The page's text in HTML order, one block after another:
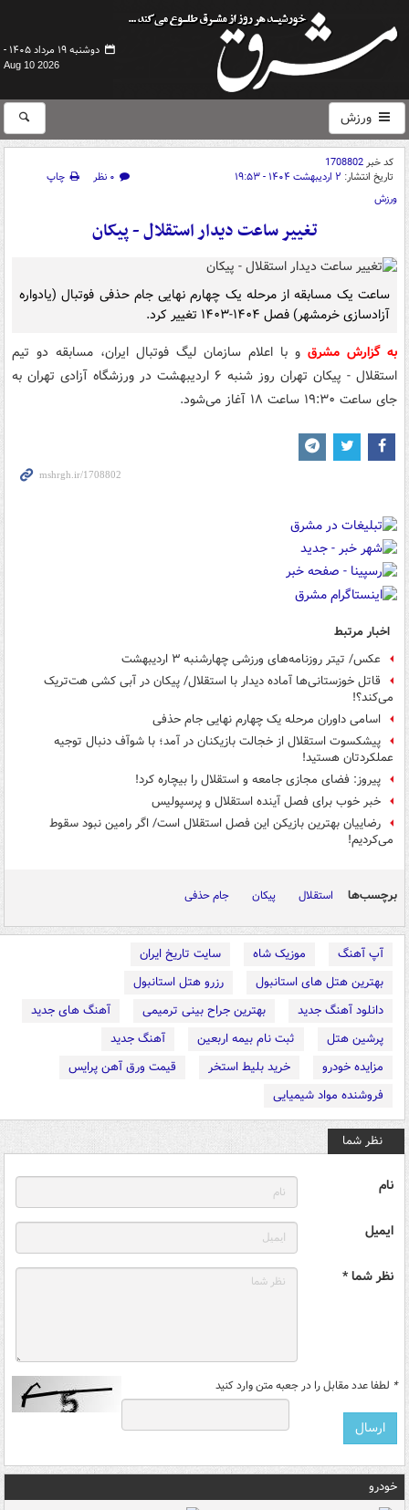
دوشنبه ۱۹ مرداد ۱۴۰۵ -
Aug 10 2026
ورزش
کد خبر1708802
تاریخ انتشار: ۲ اردیبهشت ۱۴۰۴ - ۱۹:۵۳ ۰ نظر
چاپ
ورزش
تغییر ساعت دیدار استقلال - پیکان
ساعت یک مسابقه از مرحله یک چهارم نهایی جام حذفی فوتبال (یادواره
آزادسازی خرمشهر) فصل ۱۴۰۴-۱۴۰۳ تغییر کرد.
به گزارش مشرق و با اعلام سازمان لیگ فوتبال ایران، مسابقه دو تیم
استقلال - پیکان تهران روز شنبه ۶ اردیبهشت در ورزشگاه آزادی تهران به
جای ساعت ۱۹:۳۰ ساعت ۱۸ آغاز می‌شود.
اخبار مرتبط
عکس/ تیتر روزنامه‌های ورزشی چهارشنبه ۳ اردیبهشت
قاتل خوزستانی‌ها آماده دیدار با استقلال/ پیکان در آبی کشی هت‌تریک
می‌کند؟!
اسامی داوران مرحله یک چهارم نهایی جام حذفی
پیشکسوت استقلال از خجالت‌ بازیکنان در آمد؛ با شوآف دنبال توجیه
عملکردتان هستید!
پیروز: فضای مجازی جامعه و استقلال را بیچاره کرد!
خبر خوب برای فصل آینده استقلال و پرسپولیس
رضاییان بهترین بازیکن این فصل استقلال است/ اگر رامین نبود سقوط
می‌کردیم!
برچسب‌ها استقلال پیکان جام حذفی
آپ آهنگ موزیک شاه
سایت تاریخ ایران
بهترین هتل های استانبول
رزرو هتل استانبول
دانلود آهنگ جدید
بهترین جراح بینی ترمیمی
آهنگ های جدید
پرشین هتل
ثبت نام بیمه اربعین
آهنگ جدید
مزایده خودرو
خرید بلیط استخر
قیمت ورق آهن پرایس
فروشنده مواد شیمیایی
نظر شما
نام
ایمیل
نظر شما *
* لطفا عدد مقابل را در جعبه متن وارد کنید
خودرو